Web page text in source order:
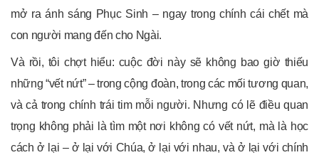
mở ra ánh sáng Phục Sinh – ngay trong chính cái chết mà
con người mang đến cho Ngài.
Và rồi, tôi chợt hiểu: cuộc đời này sẽ không bao giờ thiếu
những “vết nứt” – trong cộng đoàn, trong các mối tương quan,
và cả trong chính trái tim mỗi người. Nhưng có lẽ điều quan
trọng không phải là tìm một nơi không có vết nứt, mà là học
cách ở lại – ở lại với Chúa, ở lại với nhau, và ở lại với chính